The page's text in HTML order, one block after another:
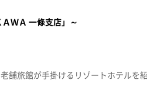
ＷＡ 一條支店」～